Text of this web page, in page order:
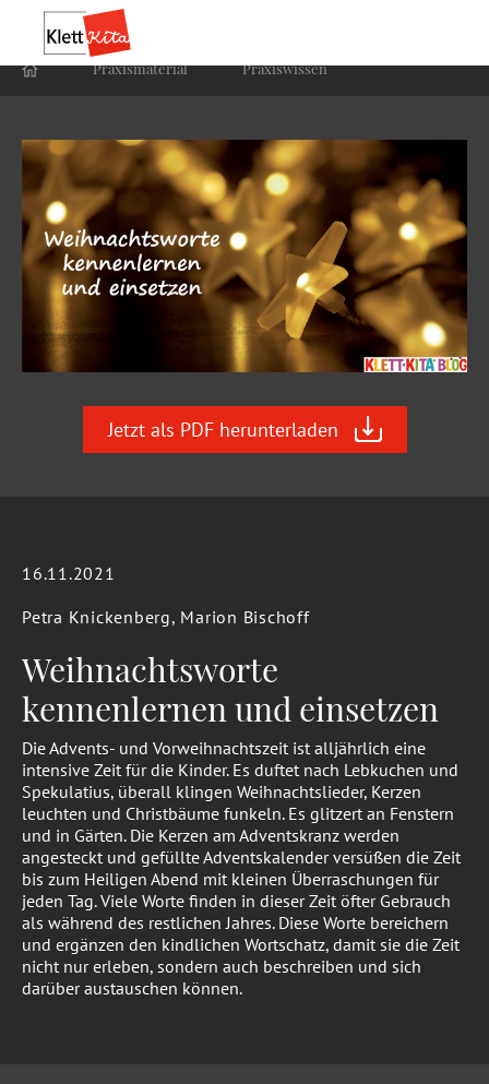
Praxis­material Praxis­wissen
Jetzt als PDF herunterladen
16.11.2021
Petra Knickenberg, Marion Bischoff
Weihnachtsworte
kennenlernen und einsetzen
Die Advents- und Vorweihnachtszeit ist alljährlich eine
intensive Zeit für die Kinder. Es duftet nach Lebkuchen und
Spekulatius, überall klingen Weihnachtslieder, Kerzen
leuchten und Christbäume funkeln. Es glitzert an Fenstern
und in Gärten. Die Kerzen am Adventskranz werden
angesteckt und gefüllte Adventskalender versüßen die Zeit
bis zum Heiligen Abend mit kleinen Überraschungen für
jeden Tag. Viele Worte finden in dieser Zeit öfter Gebrauch
als während des restlichen Jahres. Diese Worte bereichern
und ergänzen den kindlichen Wortschatz, damit sie die Zeit
nicht nur erleben, sondern auch beschreiben und sich
darüber austauschen können.